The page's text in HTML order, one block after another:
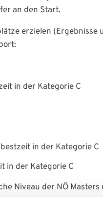
an den Start.
erzielen (Ergebnisse
in der Kategorie C
in der Kategorie C
in der Kategorie C
Niveau der NÖ